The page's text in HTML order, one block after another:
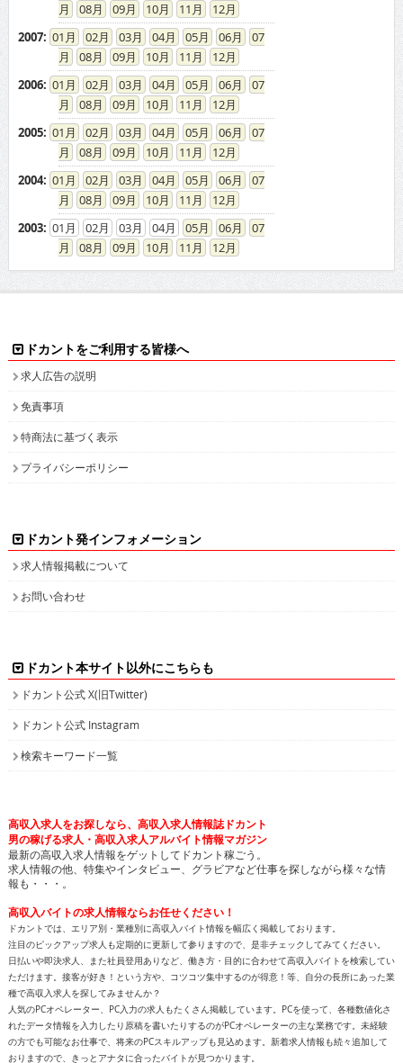
08
09 10 11
12
2007: 01 02 03 04 05 06
07
08
09 10 11
12
2006: 01 02 03 04 05 06
07
08
09 10 11
12
2005: 01 02 03 04 05 06
07
08
09 10 11
12
2004: 01 02 03 04 05 06
07
08
09 10 11
12
2003: 01 02 03 04 05 06
07
08
09 10 11 12
ドカントをご利用する皆様へ
求人広告の説明
免責事項
特商法に基づく表示
プライバシーポリシー
ドカント発インフォメーション
求人情報掲載について
お問い合わせ
ドカント本サイト以外にこちらも
ドカント公式 X(旧Twitter)
ドカント公式 Instagram
検索キーワード一覧
高収入求人をお探しなら、高収入求人情報誌ドカント
男の稼げる求人・高収入求人アルバイト情報マガジン
最新の高収入求人情報をゲットしてドカント稼ごう。
求人情報の他、特集やインタビュー、グラビアなど仕事を探しながら様々な情
報も・・・。
高収入バイトの求人情報ならお任せください！
ドカントでは、エリア別・業種別に高収入バイト情報を幅広く掲載しております。
注目のピックアップ求人も定期的に更新して参りますので、是非チェックしてみてください。
日払いや即決求人、また社員登用ありなど、働き方・目的に合わせて高収入バイトを検索してい
ただけます。接客が好き！という方や、コツコツ集中するのが得意！等、自分の長所にあった業
種で高収入求人を探してみませんか？
人気のPCオペレーター、PC入力の求人もたくさん掲載しています。PCを使って、各種数値化さ
れたデータ情報を入力したり原稿を書いたりするのがPCオペレーターの主な業務です。未経験
の方でも可能なお仕事で、将来のPCスキルアップも見込めます。新着求人情報も続々追加して
おりますので、きっとアナタに合ったバイトが見つかります。